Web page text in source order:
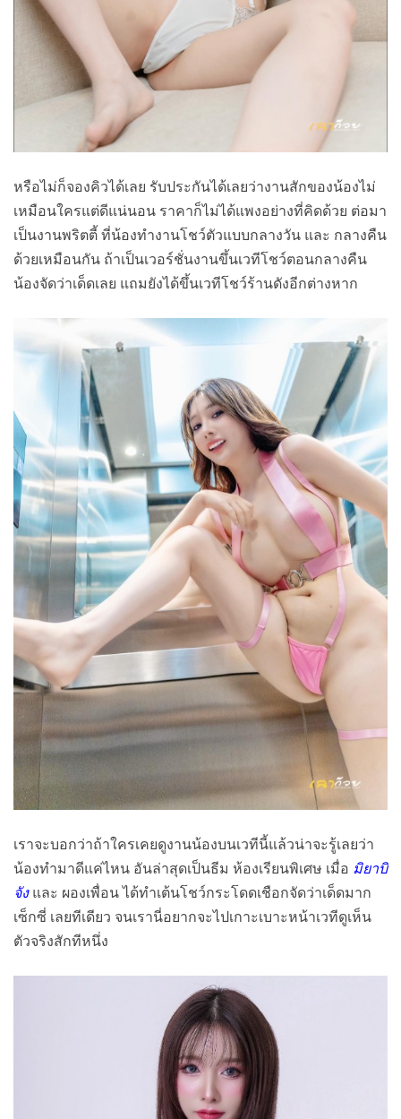
หรือไม่ก็จองคิวได้เลย รับประกันได้เลยว่างานสักของน้องไม่
เหมือนใครแต่ดีแน่นอน ราคาก็ไม่ได้แพงอย่างที่คิดด้วย ต่อมา
เป็นงานพริตตี้ ที่น้องทำงานโชว์ตัวแบบกลางวัน และ กลางคืน
ด้วยเหมือนกัน ถ้าเป็นเวอร์ชั่นงานขึ้นเวทีโชว์ตอนกลางคืน
น้องจัดว่าเด็ดเลย แถมยังได้ขึ้นเวทีโชว์ร้านดังอีกต่างหาก
เราจะบอกว่าถ้าใครเคยดูงานน้องบนเวทีนี้แล้วน่าจะรู้เลยว่า
น้องทำมาดีแค่ไหน อันล่าสุดเป็นธีม ห้องเรียนพิเศษ เมื่อ มิยาบิ
จังและ ผองเพื่อน ได้ทำเต้นโชว์กระโดดเชือกจัดว่าเด็ดมาก
เซ็กซี่ เลยทีเดียว จนเรานี่อยากจะไปเกาะเบาะหน้าเวทีดูเห็น
ตัวจริงสักทีหนึ่ง